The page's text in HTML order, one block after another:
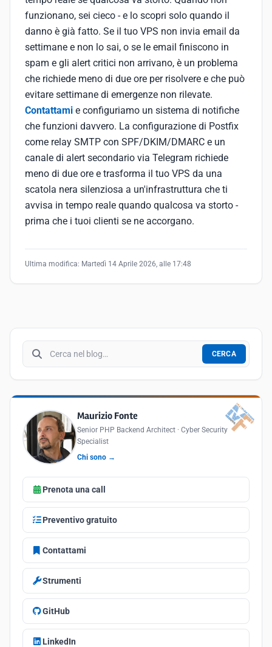
funzionano, sei cieco - e lo scopri solo quando il
danno è già fatto. Se il tuo VPS non invia email da
settimane e non lo sai, o se le email finiscono in
spam e gli alert critici non arrivano, è un problema
che richiede meno di due ore per risolvere e che può
evitare settimane di emergenze non rilevate.
Contattami e configuriamo un sistema di notifiche
che funzioni davvero. La configurazione di Postfix
come relay SMTP con SPF/DKIM/DMARC e un
canale di alert secondario via Telegram richiede
meno di due ore e trasforma il tuo VPS da una
scatola nera silenziosa a un'infrastruttura che ti
avvisa in tempo reale quando qualcosa va storto -
prima che i tuoi clienti se ne accorgano.
Ultima modifica: Martedì 14 Aprile 2026, alle 17:48
Cerca nel blog
CERCA
Maurizio Fonte
Senior PHP Backend Architect · Cyber Security
Specialist
Chi sono →
Prenota una call
Preventivo gratuito
Contattami
Strumenti
GitHub
LinkedIn